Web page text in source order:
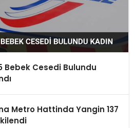
Bebek Cesedi Bulundu
Metro Hattinda Yangin 137